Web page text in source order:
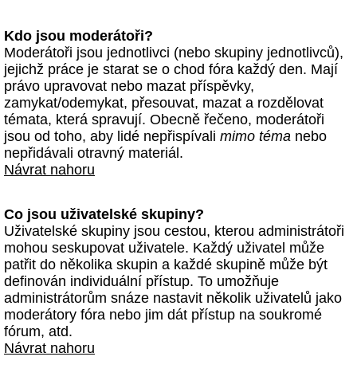
Kdo jsou moderátoři?
Moderátoři jsou jednotlivci (nebo skupiny jednotlivců),
jejichž práce je starat se o chod fóra každý den. Mají
právo upravovat nebo mazat příspěvky,
zamykat/odemykat, přesouvat, mazat a rozdělovat
témata, která spravují. Obecně řečeno, moderátoři
jsou od toho, aby lidé nepřispívali mimo téma nebo
nepřidávali otravný materiál.
Návrat nahoru
Co jsou uživatelské skupiny?
Uživatelské skupiny jsou cestou, kterou administrátoři
mohou seskupovat uživatele. Každý uživatel může
patřit do několika skupin a každé skupině může být
definován individuální přístup. To umožňuje
administrátorům snáze nastavit několik uživatelů jako
moderátory fóra nebo jim dát přístup na soukromé
fórum, atd.
Návrat nahoru